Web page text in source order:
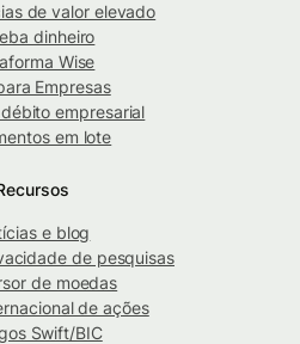
de valor elevado
dinheiro
Wise
Empresas
empresarial
em lote
e blog
de pesquisas
de moedas
de ações
Swift/BIC